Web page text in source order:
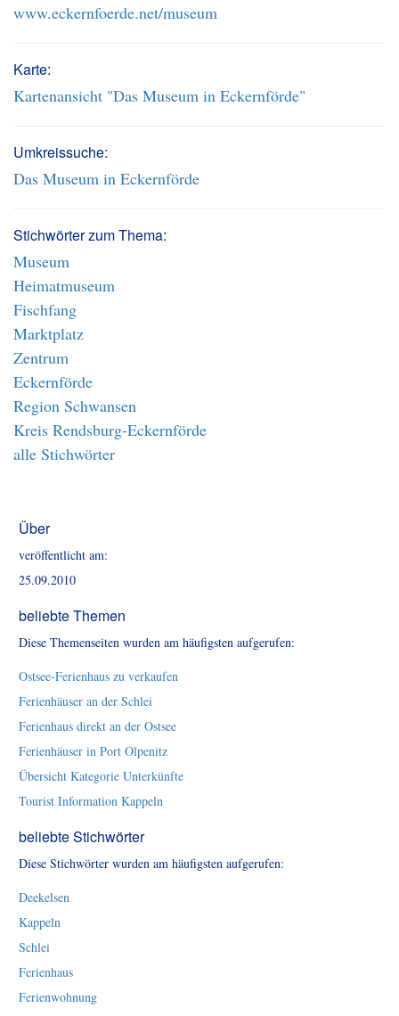
www.eckernfoerde.net/museum
Karte:
Kartenansicht "Das Museum in Eckernförde"
Umkreissuche:
Das Museum in Eckernförde
Stichwörter zum Thema:
Museum
Heimatmuseum
Fischfang
Marktplatz
Zentrum
Eckernförde
Region Schwansen
Kreis Rendsburg-Eckernförde
alle Stichwörter
Über
veröffentlicht am:
25.09.2010
beliebte Themen
Diese Themenseiten wurden am häufigsten aufgerufen:
Ostsee-Ferienhaus zu verkaufen
Ferienhäuser an der Schlei
Ferienhaus direkt an der Ostsee
Ferienhäuser in Port Olpenitz
Übersicht Kategorie Unterkünfte
Tourist Information Kappeln
beliebte Stichwörter
Diese Stichwörter wurden am häufigsten aufgerufen:
Deekelsen
Kappeln
Schlei
Ferienhaus
Ferienwohnung